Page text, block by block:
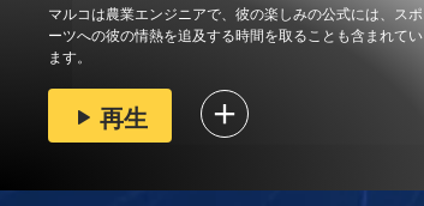
マルコは農業エンジニアで、彼の楽しみの公式には、スポ
ーツへの彼の情熱を追及する時間を取ることも含まれてい
ます。
再生